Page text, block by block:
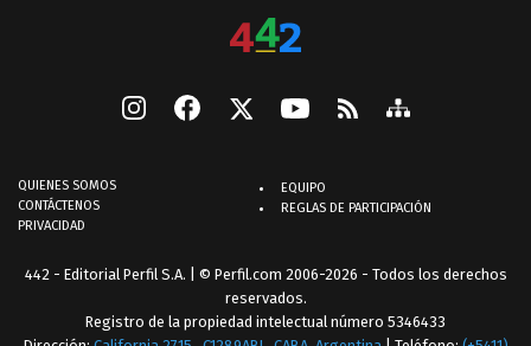
QUIENES SOMOS
CONTÁCTENOS
PRIVACIDAD
EQUIPO
REGLAS DE PARTICIPACIÓN
442 - Editorial Perfil S.A. | © Perfil.com 2006-2026 - Todos los derechos
reservados.
Registro de la propiedad intelectual número 5346433